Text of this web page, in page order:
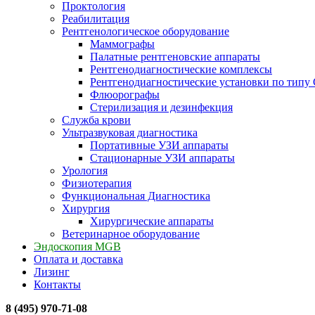
Проктология
Реабилитация
Рентгенологическое оборудование
Маммографы
Палатные рентгеновские аппараты
Рентгенодиагностические комплексы
Рентгенодиагностические установки по типу
Флюорографы
Стерилизация и дезинфекция
Служба крови
Ультразвуковая диагностика
Портативные УЗИ аппараты
Стационарные УЗИ аппараты
Урология
Физиотерапия
Функциональная Диагностика
Хирургия
Хирургические аппараты
Ветеринарное оборудование
Эндоскопия MGB
Оплата и доставка
Лизинг
Контакты
8 (495) 970-71-08